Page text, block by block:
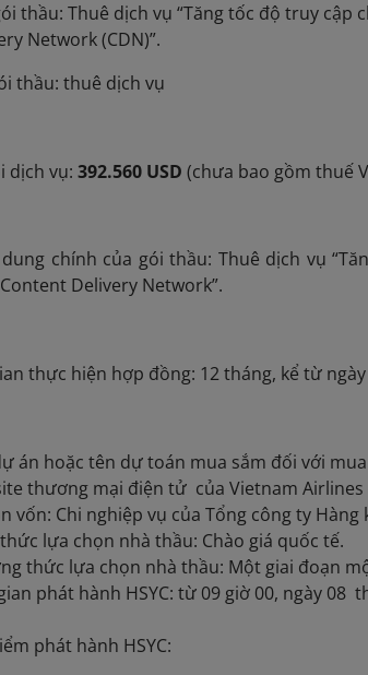
thầu: Thuê dịch vụ “Tăng tốc độ truy
Network (CDN)”.
thuê dịch vụ
vụ: 392.560 USD (chưa bao gồm thuế
của gói thầu: Thuê dịch vụ
Delivery Network”.
hiện hợp đồng: 12 tháng, kể từ ngày
án hoặc tên dự toán mua sắm đối với
thương mại điện tử của Vietnam Airlines
vốn: Chi nghiệp vụ của Tổng công ty Hàng
lựa chọn nhà thầu: Chào giá quốc tế.
thức lựa chọn nhà thầu: Một giai đoạn
phát hành HSYC: từ 09 giờ 00, ngày 08
phát hành HSYC: